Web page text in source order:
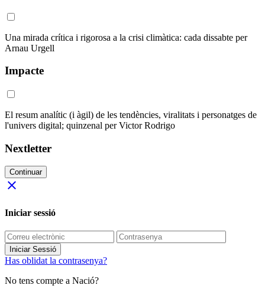
Una mirada crítica i rigorosa a la crisi climàtica: cada dissabte per
Arnau Urgell
Impacte
El resum analític (i àgil) de les tendències, viralitats i personatges de
l'univers digital; quinzenal per Victor Rodrigo
Nextletter
Continuar
close
Iniciar sessió
Iniciar Sessió
Has oblidat la contrasenya?
No tens compte a Nació?